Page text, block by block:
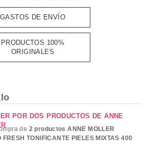
GASTOS DE ENVÍO
PRODUCTOS 100%
ORIGINALES
POR DOS PRODUCTOS DE ANNE
de 2 productos ANNE MOLLER
FRESH TONIFICANTE PIELES MIXTAS 400